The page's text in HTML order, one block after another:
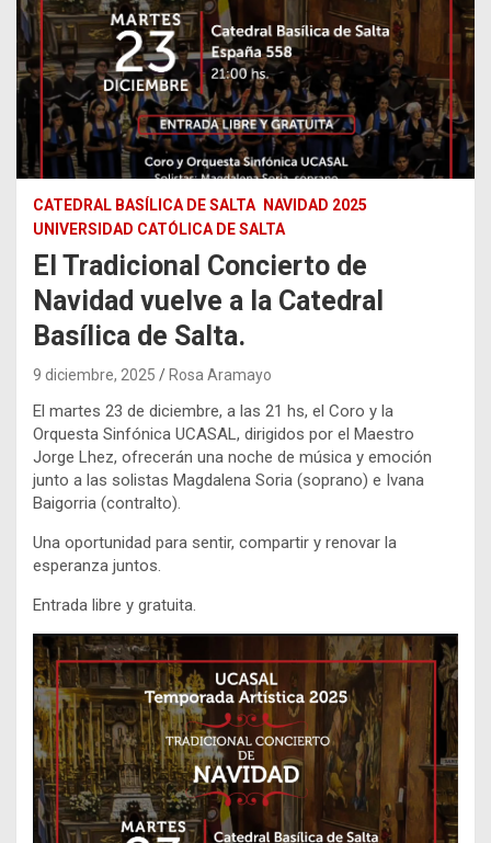
CATEDRAL BASÍLICA DE SALTA
NAVIDAD 2025
UNIVERSIDAD CATÓLICA DE SALTA
El Tradicional Concierto de
Navidad vuelve a la Catedral
Basílica de Salta.
9 diciembre, 2025 Rosa Aramayo
El martes 23 de diciembre, a las 21 hs, el Coro y la
Orquesta Sinfónica UCASAL, dirigidos por el Maestro
Jorge Lhez, ofrecerán una noche de música y emoción
junto a las solistas Magdalena Soria (soprano) e Ivana
Baigorria (contralto).
Una oportunidad para sentir, compartir y renovar la
esperanza juntos.
Entrada libre y gratuita.